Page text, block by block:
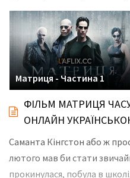
Матриця - Частина 1
ФІЛЬМ МАТРИЦЯ
ОНЛАЙН
Саманта Кінгстон або ж
лютого мав би стати
прокинулася, побула в